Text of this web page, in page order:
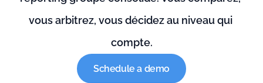
vous arbitrez, vous décidez au niveau qui
compte.
Schedule a demo